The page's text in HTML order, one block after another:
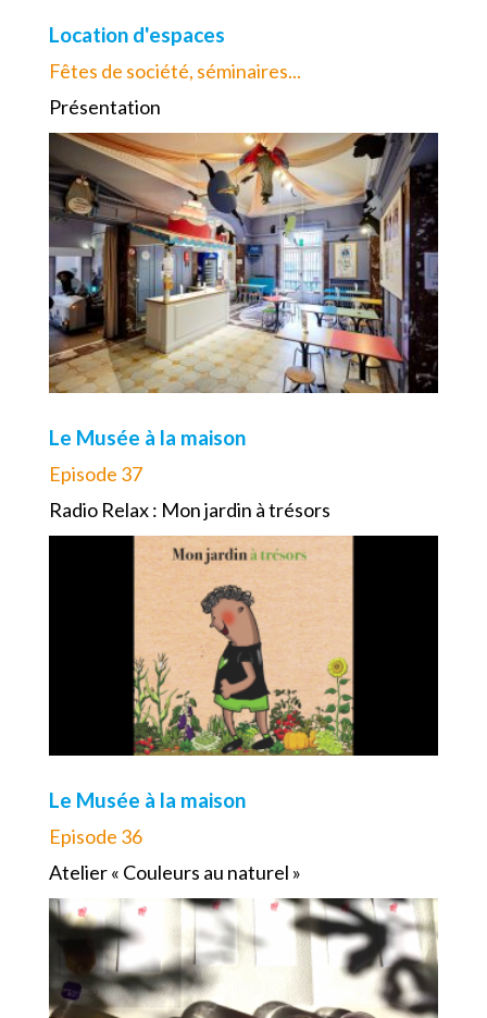
Location d'espaces
Fêtes de société, séminaires...
Présentation
Le Musée à la maison
Episode 37
Radio Relax : Mon jardin à trésors
Le Musée à la maison
Episode 36
Atelier « Couleurs au naturel »